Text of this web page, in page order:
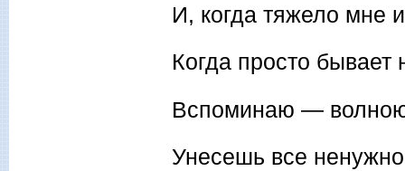
И, когда тяжело мне
Когда просто бывает
Вспоминаю —
Унесешь все